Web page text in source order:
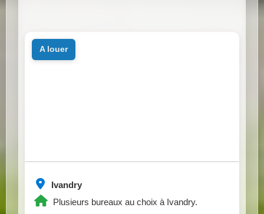
Ivandry
Plusieurs bureaux au choix à Ivandry.
a louer